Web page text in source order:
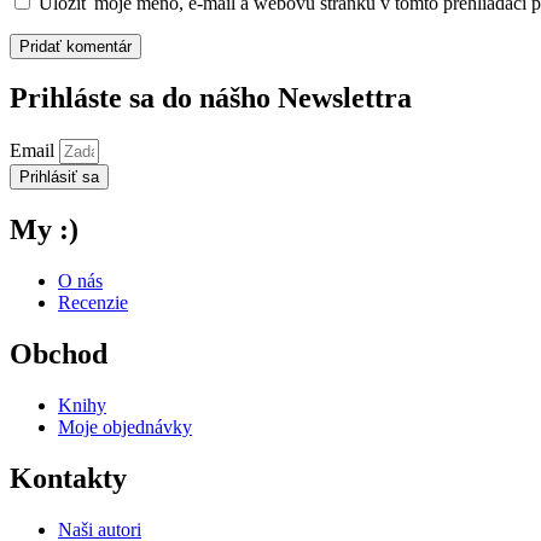
Prihláste sa do nášho Newslettra
Email
Prihlásiť sa
My :)
O nás
Recenzie
Obchod
Knihy
Moje objednávky
Kontakty
Naši autori